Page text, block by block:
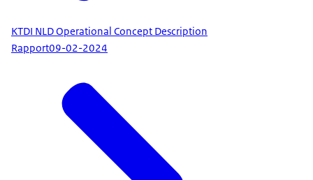
KTDI NLD Operational Concept Description
Rapport09-02-2024